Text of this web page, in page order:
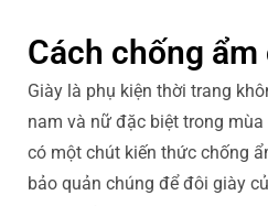
Cách chống
Giày là phụ kiện thời trang
nam và nữ đặc biệt trong mùa
có một chút kiến thức chống
bảo quản chúng để đôi giày